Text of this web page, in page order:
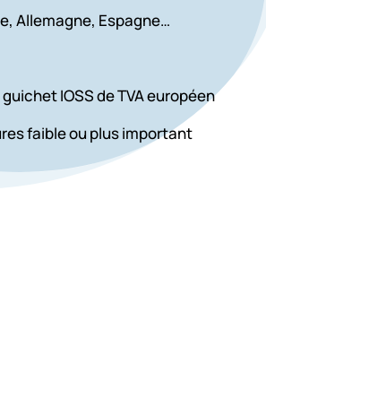
Allemagne, Espagne…
IOSS de TVA européen
faible ou plus important